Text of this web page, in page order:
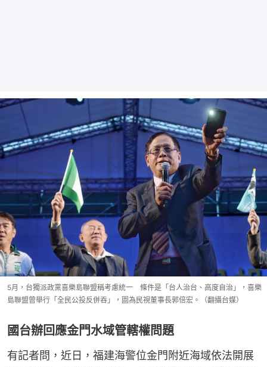
5月，台獨派政黨喜樂島聯盟稱考慮統一 條件是「台人治台、高度自治」，喜樂
島聯盟曾舉行「全民公投反併吞」，圖為民視董事長郭倍宏。（翻攝台媒）
國台辦回應金門水域管轄權問題
有記者問，近日，福建海警位金門附近海域依法開展